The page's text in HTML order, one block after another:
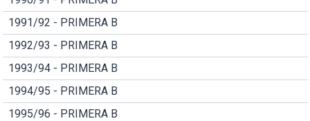
1991/92 - PRIMERA B
1992/93 - PRIMERA B
1993/94 - PRIMERA B
1994/95 - PRIMERA B
1995/96 - PRIMERA B